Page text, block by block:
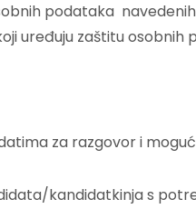
podataka
uređuju zaštitu osobnih
za razgovor i
kandidatkinja s